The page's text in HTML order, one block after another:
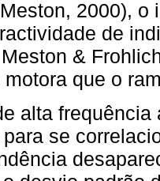
2000), o
de
&
que o
alta
se